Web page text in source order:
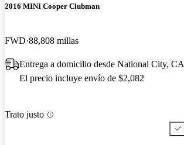
2016 MINI Cooper Clubman
FWD 88,808 millas
Entrega a domicilio desde National City, CA
El precio incluye envío de $2,082
Trato justo